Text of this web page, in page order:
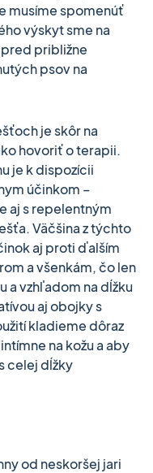
musíme spomenúť
výskyt sme na
pred približne
psov na
je skôr na
hovoriť o terapii.
je k dispozícii
účinkom –
aj s repelentným
Väčšina z týchto
aj proti ďalším
a všenkám, čo len
a vzhľadom na dĺžku
aj obojky s
kladieme dôraz
na kožu a aby
celej dĺžky
od neskoršej jari